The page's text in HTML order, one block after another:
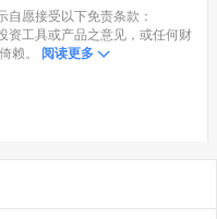
自愿接受以下免责条款：
资工具或产品之意见，或任何财
赖。
阅读更多